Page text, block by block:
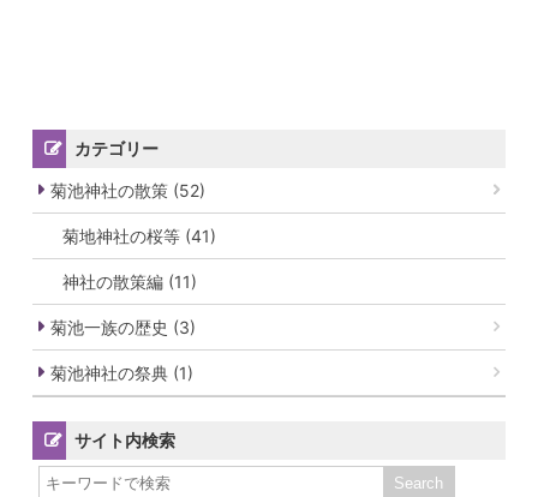
カテゴリー
菊池神社の散策 (52)
菊地神社の桜等 (41)
神社の散策編 (11)
菊池一族の歴史 (3)
菊池神社の祭典 (1)
サイト内検索